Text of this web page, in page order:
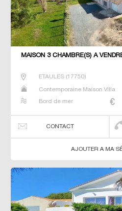
MAISON 3 CHAMBRE(S) À
ETAULES(17750)
Contemporaine Maison Villa
Bord de mer
CONTACT
AJOUTER A MA